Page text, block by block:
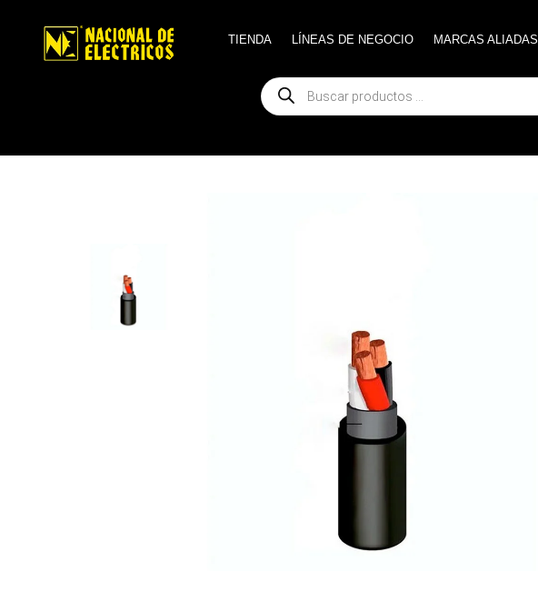
TIENDA LÍNEAS DE NEGOCIO MARCAS ALIADAS
Búsqueda
de
productos
TIENDA LÍNEAS DE NEGOCIO MARCAS ALIADAS
Búsqueda
de
productos